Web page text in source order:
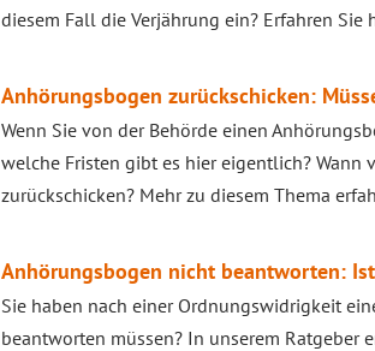
diesem Fall die Verjährung ein? Erfahren Sie
Anhörungsbogen zurückschicken:
Wenn Sie von der Behörde einen
welche Fristen gibt es hier eigentlich? Wann
zurückschicken? Mehr zu diesem Thema
Anhörungsbogen nicht beantworten:
Sie haben nach einer Ordnungswidrigkeit
beantworten müssen? In unserem Ratgeber